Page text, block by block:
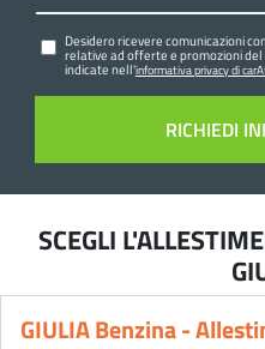
Desidero ricevere comunicazioni
relative ad offerte e promozioni
indicate nell'informativa privacy di
SCEGLI
GIULIA Benzina -